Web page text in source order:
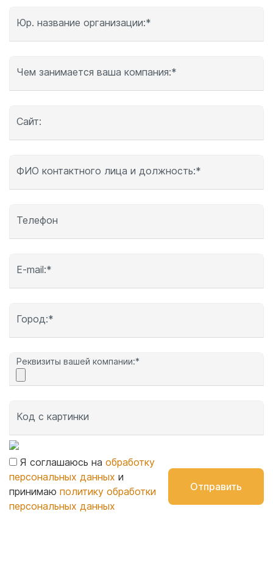
Юр. название организации:*
Чем занимается ваша компания:*
Сайт:
ФИО контактного лица и должность:*
Телефон
E-mail:*
Город:*
Реквизиты вашей компании:*
Код с картинки
Я соглашаюсь на обработку
персональных данных и
принимаю политику обработки
персональных данных
Отправить